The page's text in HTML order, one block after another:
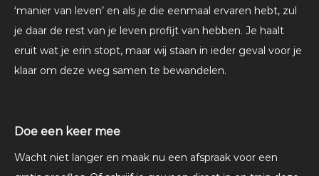
‘manier van leven’ en als je die eenmaal ervaren hebt, zul
je daar de rest van je leven profijt van hebben. Je haalt
eruit wat je erin stopt, maar wij staan in ieder geval voor je
klaar om deze weg samen te bewandelen.
Doe een keer mee
Wacht niet langer en maak nu een afspraak voor een